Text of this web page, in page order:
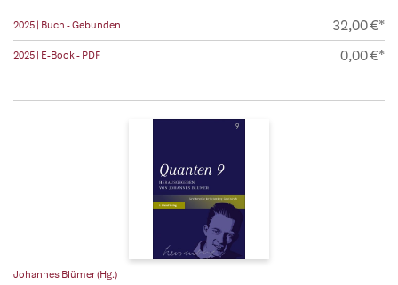
2025 | Buch - Gebunden 32,00 €*
2025 | E-Book - PDF 0,00 €*
Johannes Blümer (Hg.)